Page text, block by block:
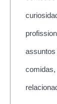
assuntos
comidas,